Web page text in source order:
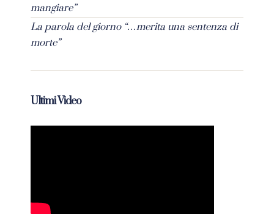
mangiare”
La parola del giorno “…merita una sentenza di
morte”
Ultimi Video